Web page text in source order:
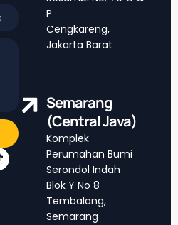
P
Cengkareng,
Jakarta Barat
Semarang
(Central Java)
Komplek
Perumahan Bumi
Serondol Indah
Blok Y No 8
Tembalang,
Semarang